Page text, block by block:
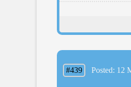
#439 Posted: 12